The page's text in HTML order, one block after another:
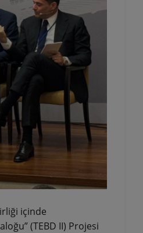
içinde
(TEBD II) Projesi